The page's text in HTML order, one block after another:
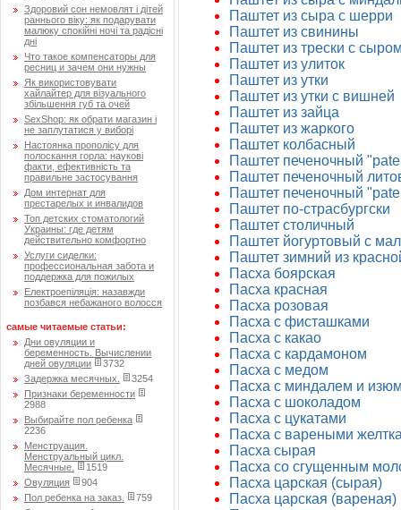
Здоровий сон немовлят і дітей
раннього віку: як подарувати
малюку спокійні ночі та радісні
дні
Что такое компенсаторы для
ресниц и зачем они нужны
Як використовувати
хайлайтер для візуального
збільшення губ та очей
SexShop: як обрати магазин і
не заплутатися у виборі
Настоянка прополісу для
полоскання горла: наукові
факти, ефективність та
правильне застосування
Дом интернат для
престарелых и инвалидов
Топ детских стоматологий
Украины: где детям
действительно комфортно
Услуги сиделки:
профессиональная забота и
поддержка для пожилых
Електроепіляція: назавжди
позбався небажаного волосся
самые читаемые статьи:
Дни овуляции и
беременность. Вычислении
дней овуляции
3732
Задержка месячных.
3254
Признаки беременности
2988
Выбирайте пол ребенка
2236
Менструация.
Менструальный цикл.
Месячные.
1519
Овуляция
904
Пол ребенка на заказ.
759
Паштет из сыра с шерри
Паштет из свинины
Паштет из трески с
Паштет из улиток
Паштет из утки
Паштет из утки с вишней
Паштет из зайца
Паштет из жаркого
Паштет колбасный
Паштет печеночный
Паштет печеночный
Паштет печеночный
Паштет по-страсбургски
Паштет столичный
Паштет йогуртовый с
Паштет зимний из
Пасха боярская
Пасха красная
Пасха розовая
Пасха с фисташками
Пасха с какао
Пасха с кардамоном
Пасха с медом
Пасха с миндалем и
Пасха с шоколадом
Пасха с цукатами
Пасха с вареными
Пасха сырая
Пасха со сгущенным
Пасха царская (сырая)
Пасха царская (вареная)